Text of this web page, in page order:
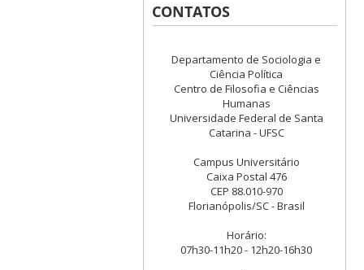
CONTATOS
Departamento de Sociologia e
Ciência Política
Centro de Filosofia e Ciências
Humanas
Universidade Federal de Santa
Catarina - UFSC
Campus Universitário
Caixa Postal 476
CEP 88.010-970
Florianópolis/SC - Brasil
Horário:
07h30-11h20 - 12h20-16h30